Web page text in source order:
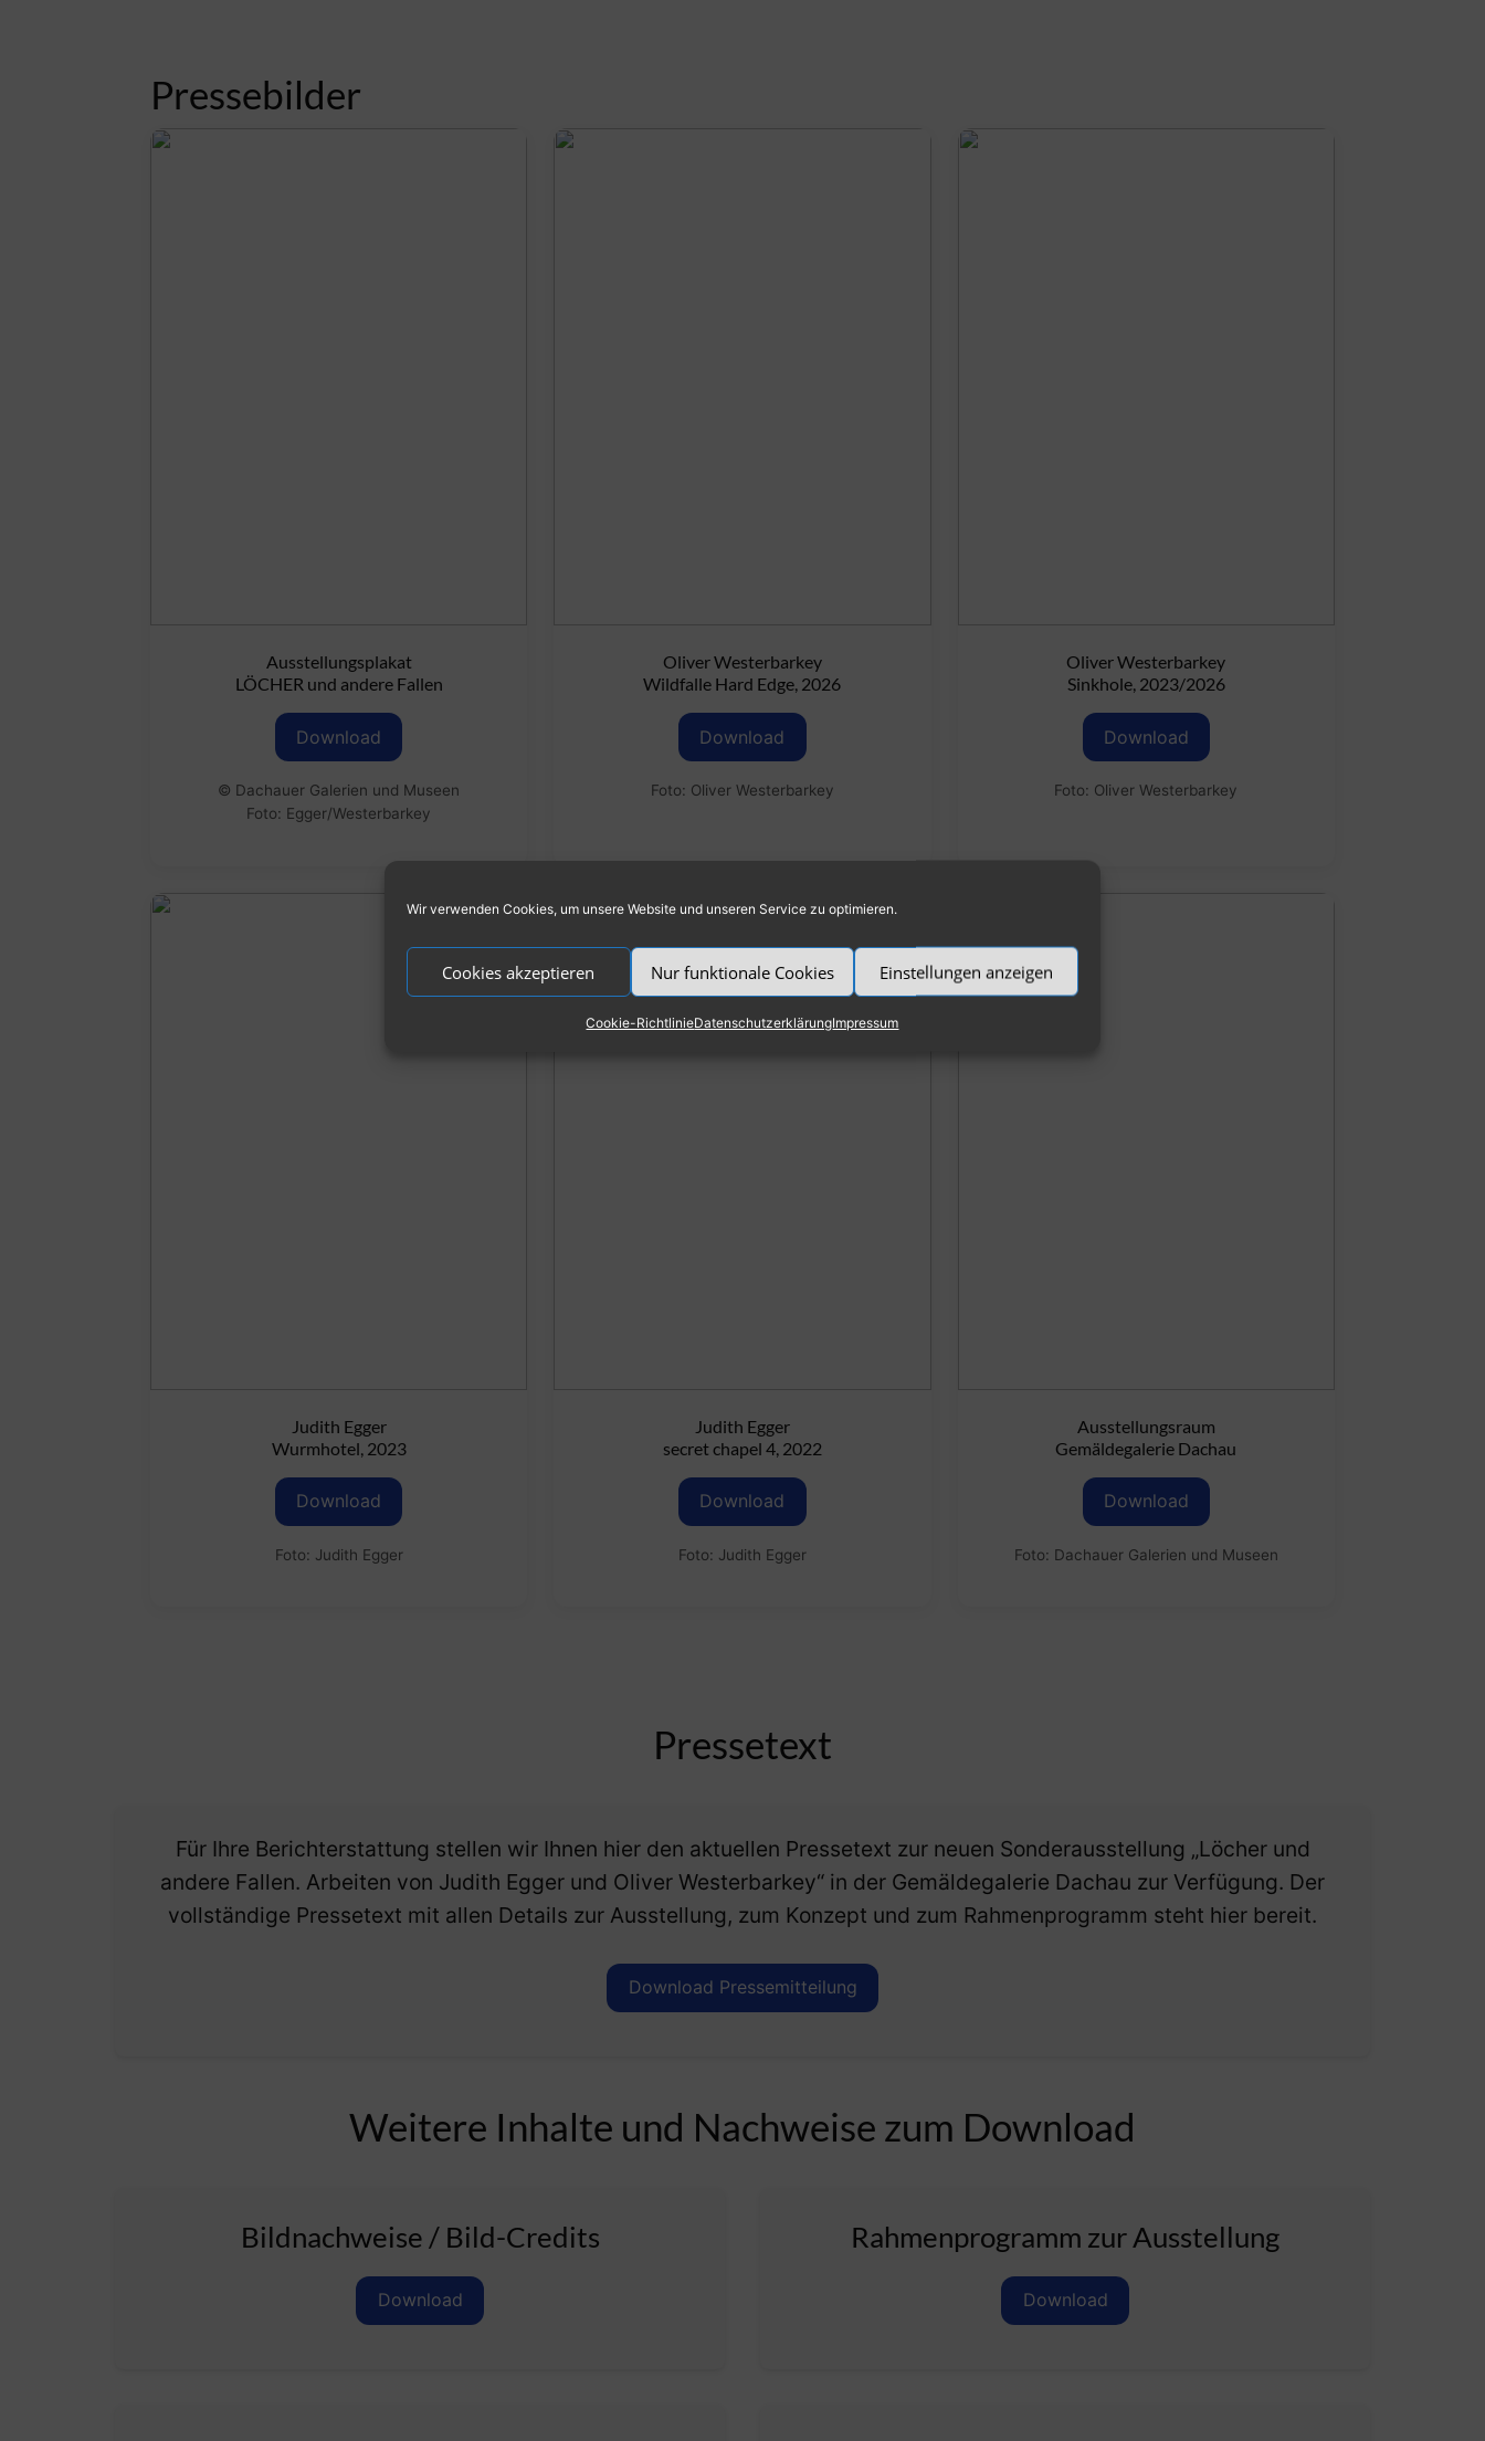
Wir verwenden Cookies, um unsere Website und unseren Service zu optimieren.
Cookies akzeptieren Nur funktionale Cookies Einstellungen anzeigen
Cookie-RichtlinieDatenschutzerklärungImpressum
Pressebilder
Ausstellungsplakat
LÖCHER und andere Fallen
Download
© Dachauer Galerien und Museen
Foto: Egger/Westerbarkey
Oliver Westerbarkey
Wildfalle Hard Edge, 2026
Download
Foto: Oliver Westerbarkey
Oliver Westerbarkey
Sinkhole, 2023/2026
Download
Foto: Oliver Westerbarkey
Judith Egger
Wurmhotel, 2023
Download
Foto: Judith Egger
Judith Egger
secret chapel 4, 2022
Download
Foto: Judith Egger
Ausstellungsraum
Gemäldegalerie Dachau
Download
Foto: Dachauer Galerien und Museen
Pressetext
Für Ihre Berichterstattung stellen wir Ihnen hier den aktuellen Pressetext zur neuen Sonderausstellung „Löcher und
andere Fallen. Arbeiten von Judith Egger und Oliver Westerbarkey“ in der Gemäldegalerie Dachau zur Verfügung. Der
vollständige Pressetext mit allen Details zur Ausstellung, zum Konzept und zum Rahmenprogramm steht hier bereit.
Download Pressemitteilung
Weitere Inhalte und Nachweise zum Download
Bildnachweise / Bild-Credits
Download
Rahmenprogramm zur Ausstellung
Download